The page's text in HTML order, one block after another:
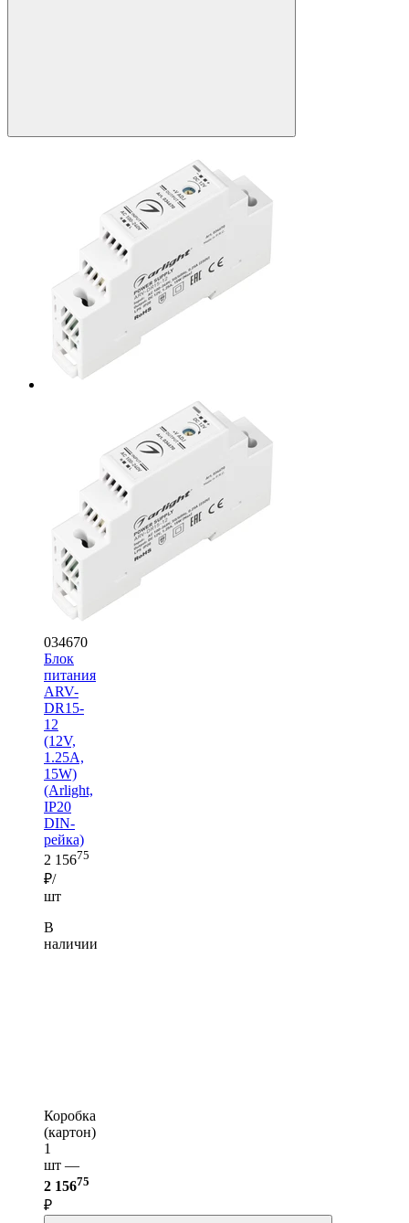
034670
Блок
питания
ARV-
DR15-
12
(12V,
1.25A,
15W)
(Arlight,
IP20
DIN-
рейка)
2 15675
₽/
шт
В
наличии
Коробка
(картон)
1
шт —
2 15675
₽